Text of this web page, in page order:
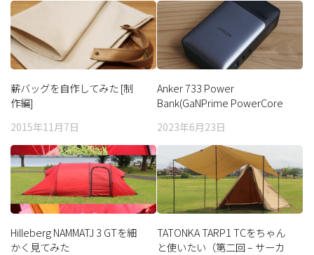
薪バッグを自作してみた [制
作編]
2015年11月7日
Anker 733 Power
Bank(GaNPrime PowerCore
2023年6月23日
Hilleberg NAMMATJ 3 GTを細
かく見てみた
TATONKA TARP1 TCをちゃん
と使いたい（第二回 – サーカ